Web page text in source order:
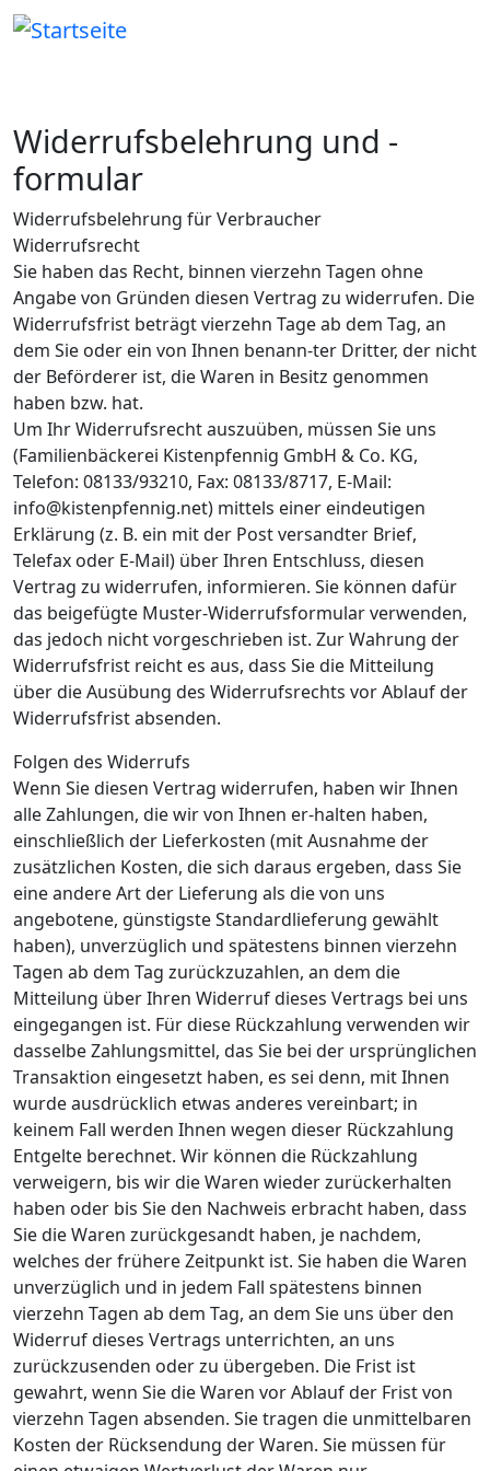
Direkt zum Inhalt
Widerrufsbelehrung und -
formular
Widerrufsbelehrung für Verbraucher
Widerrufsrecht
Sie haben das Recht, binnen vierzehn Tagen ohne
Angabe von Gründen diesen Vertrag zu widerrufen. Die
Widerrufsfrist beträgt vierzehn Tage ab dem Tag, an
dem Sie oder ein von Ihnen benann-ter Dritter, der nicht
der Beförderer ist, die Waren in Besitz genommen
haben bzw. hat.
Um Ihr Widerrufsrecht auszuüben, müssen Sie uns
(Familienbäckerei Kistenpfennig GmbH & Co. KG,
Telefon: 08133/93210, Fax: 08133/8717, E-Mail:
info@kistenpfennig.net) mittels einer eindeutigen
Erklärung (z. B. ein mit der Post versandter Brief,
Telefax oder E-Mail) über Ihren Entschluss, diesen
Vertrag zu widerrufen, informieren. Sie können dafür
das beigefügte Muster-Widerrufsformular verwenden,
das jedoch nicht vorgeschrieben ist. Zur Wahrung der
Widerrufsfrist reicht es aus, dass Sie die Mitteilung
über die Ausübung des Widerrufsrechts vor Ablauf der
Widerrufsfrist absenden.
Folgen des Widerrufs
Wenn Sie diesen Vertrag widerrufen, haben wir Ihnen
alle Zahlungen, die wir von Ihnen er-halten haben,
einschließlich der Lieferkosten (mit Ausnahme der
zusätzlichen Kosten, die sich daraus ergeben, dass Sie
eine andere Art der Lieferung als die von uns
angebotene, günstigste Standardlieferung gewählt
haben), unverzüglich und spätestens binnen vierzehn
Tagen ab dem Tag zurückzuzahlen, an dem die
Mitteilung über Ihren Widerruf dieses Vertrags bei uns
eingegangen ist. Für diese Rückzahlung verwenden wir
dasselbe Zahlungsmittel, das Sie bei der ursprünglichen
Transaktion eingesetzt haben, es sei denn, mit Ihnen
wurde ausdrücklich etwas anderes vereinbart; in
keinem Fall werden Ihnen wegen dieser Rückzahlung
Entgelte berechnet. Wir können die Rückzahlung
verweigern, bis wir die Waren wieder zurückerhalten
haben oder bis Sie den Nachweis erbracht haben, dass
Sie die Waren zurückgesandt haben, je nachdem,
welches der frühere Zeitpunkt ist. Sie haben die Waren
unverzüglich und in jedem Fall spätestens binnen
vierzehn Tagen ab dem Tag, an dem Sie uns über den
Widerruf dieses Vertrags unterrichten, an uns
zurückzusenden oder zu übergeben. Die Frist ist
gewahrt, wenn Sie die Waren vor Ablauf der Frist von
vierzehn Tagen absenden. Sie tragen die unmittelbaren
Kosten der Rücksendung der Waren. Sie müssen für